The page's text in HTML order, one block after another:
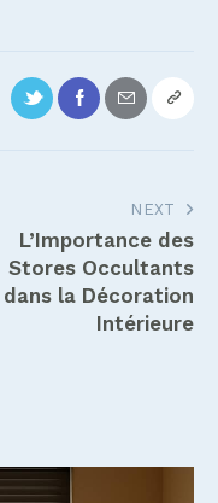
NEXT
L’Importance des
Stores Occultants
dans la Décoration
Intérieure